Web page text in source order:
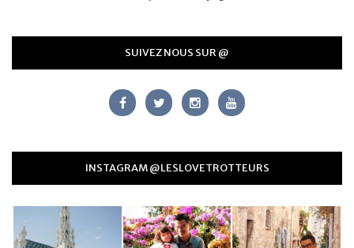
SUIVEZ NOUS SUR @
INSTAGRAM @LESLOVETROTTEURS